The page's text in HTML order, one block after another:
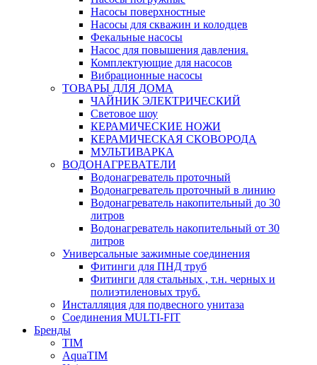
Насосы поверхностные
Насосы для скважин и колодцев
Фекальные насосы
Насос для повышения давления.
Комплектующие для насосов
Вибрационные насосы
ТОВАРЫ ДЛЯ ДОМА
ЧАЙНИК ЭЛЕКТРИЧЕСКИЙ
Световое шоу
КЕРАМИЧЕСКИЕ НОЖИ
КЕРАМИЧЕСКАЯ СКОВОРОДА
МУЛЬТИВАРКА
ВОДОНАГРЕВАТЕЛИ
Водонагреватель проточный
Водонагреватель проточный в линию
Водонагреватель накопительный до 30
литров
Водонагреватель накопительный от 30
литров
Универсальные зажимные соединения
Фитинги для ПНД труб
Фитинги для стальных , т.н. черных и
полиэтиленовых труб.
Инсталляция для подвесного унитаза
Соединения MULTI-FIT
Бренды
TIM
AquaTIM